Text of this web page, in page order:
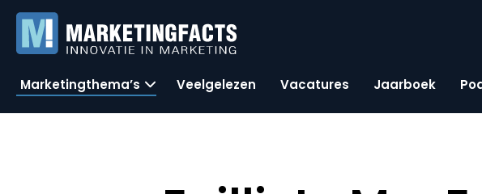
Marketingthema’s Veelgelezen Vacatures Jaarboek